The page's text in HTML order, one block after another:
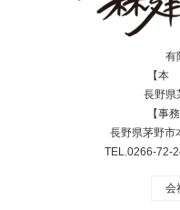
有
【本
長野県
【事
長野県茅野
TEL.0266-72-
会